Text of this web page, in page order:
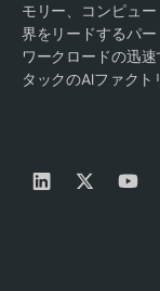
モリー、コンピュ
界をリードするパ
ワークロードの迅
タックのAIファクト